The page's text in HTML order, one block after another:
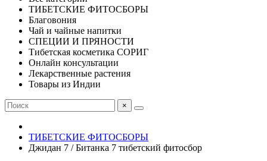
ТИБЕТСКИЕ ФИТОСБОРЫ
Благовония
Чай и чайные напитки
СПЕЦИИ И ПРЯНОСТИ
Тибетская косметика СОРИГ
Онлайн консультации
Лекарственные растения
Товары из Индии
×
ТИБЕТСКИЕ ФИТОСБОРЫ
Джидан 7 / Битанка 7 тибетский фитосбор